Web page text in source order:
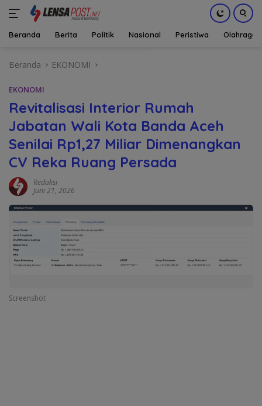
Beranda Berita Politik Nasional Peristiwa Olahraga
Beranda EKONOMI
EKONOMI
Revitalisasi Interior Rumah
Jabatan Wali Kota Banda Aceh
Senilai Rp1,27 Miliar Dimenangkan
CV Reka Ruang Persada
Redaksi
Juni 21, 2026
Screenshot